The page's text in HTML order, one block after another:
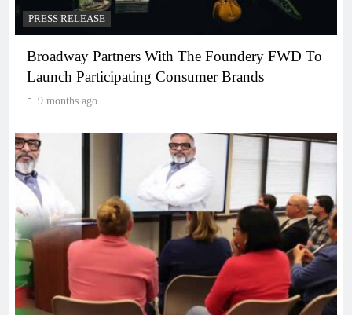
PRESS RELEASE
Broadway Partners With The Foundery FWD To
Launch Participating Consumer Brands
9 months ago